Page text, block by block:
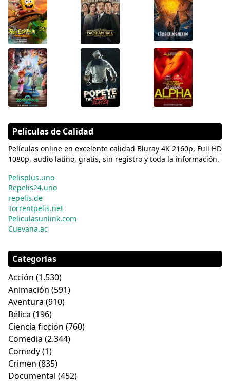
Películas de Calidad
Películas online en excelente calidad Bluray 4K 2160p, Full HD
1080p, audio latino, gratis, sin registro y toda la información.
Pelisplus.uno
Repelis24.uno
repelis.de
Torrentpelis.net
Peliculasunlink.com
Cuevana.ac
Categorias
Acción (1.530)
Animación (591)
Aventura (910)
Bélica (196)
Ciencia ficción (760)
Comedia (2.344)
Comedy(1)
Crimen (835)
Documental (452)